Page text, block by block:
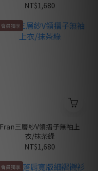
NT$1,680
會員獨享
Fran三層紗V領摺子無袖上
衣/抹茶綠
NT$1,680
會員獨享